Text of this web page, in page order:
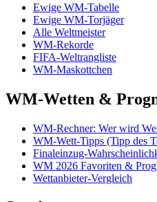
Ewige WM-Tabelle
Ewige WM-Torjäger
Alle Weltmeister
WM-Rekorde
FIFA-Weltrangliste
WM-Maskottchen
WM-Wetten &
WM-Rechner: Wer wird
WM-Wett-Tipps (Tipp des
Finaleinzug-
WM 2026 Favoriten &
Wettanbieter-Vergleich